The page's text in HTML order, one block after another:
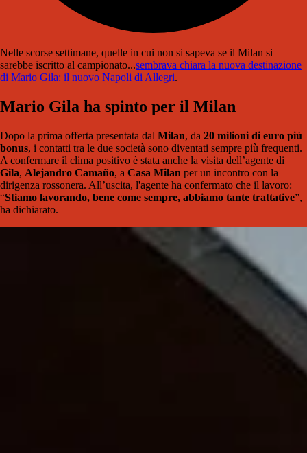
Nelle scorse settimane, quelle in cui non si sapeva se il Milan si
sarebbe iscritto al campionato...sembrava chiara la nuova destinazione
di Mario Gila: il nuovo Napoli di Allegri.
Mario Gila ha spinto per il Milan
Dopo la prima offerta presentata dal Milan, da 20 milioni di euro più
bonus, i contatti tra le due società sono diventati sempre più frequenti.
A confermare il clima positivo è stata anche la visita dell’agente di
Gila, Alejandro Camaño, a Casa Milan per un incontro con la
dirigenza rossonera. All’uscita, l'agente ha confermato che il lavoro:
“Stiamo lavorando, bene come sempre, abbiamo tante trattative”,
ha dichiarato.